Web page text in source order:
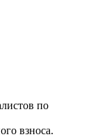
по
взноса.